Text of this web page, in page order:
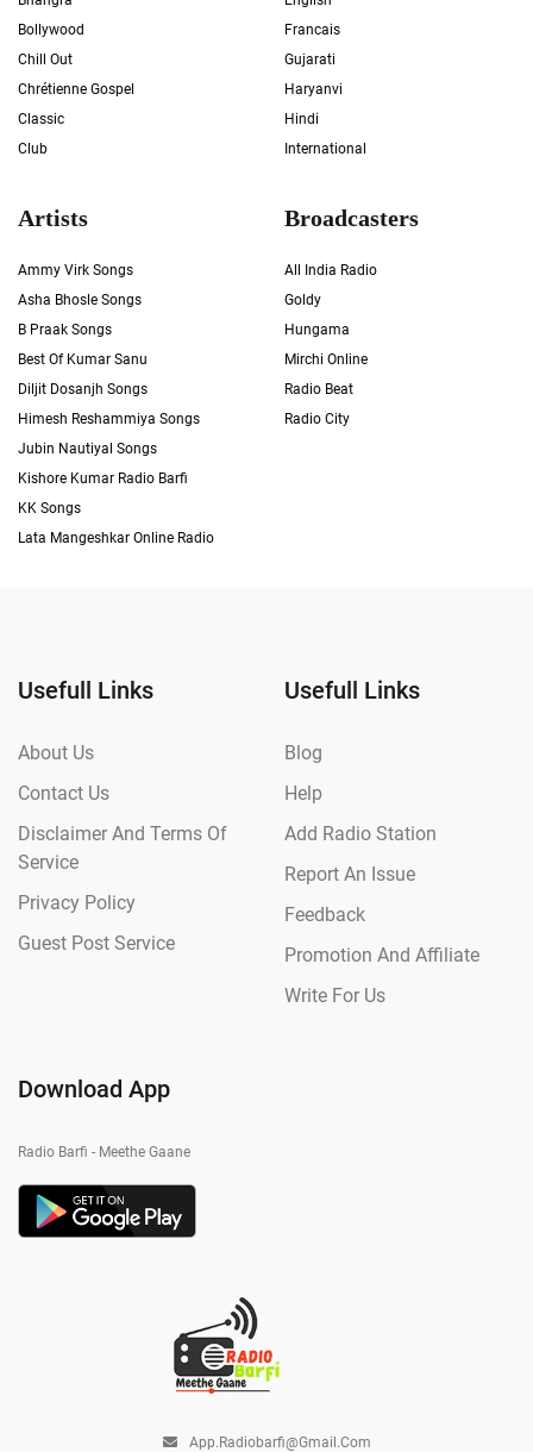
Bollywood
Chill Out
Chrétienne Gospel
Classic
Club
Francais
Gujarati
Haryanvi
Hindi
International
Artists
Ammy Virk Songs
Asha Bhosle Songs
B Praak Songs
Best Of Kumar Sanu
Diljit Dosanjh Songs
Himesh Reshammiya Songs
Jubin Nautiyal Songs
Kishore Kumar Radio Barfi
KK Songs
Lata Mangeshkar Online Radio
Broadcasters
All India Radio
Goldy
Hungama
Mirchi Online
Radio Beat
Radio City
Usefull Links
About Us
Contact Us
Disclaimer And Terms Of
Service
Privacy Policy
Guest Post Service
Usefull Links
Blog
Help
Add Radio Station
Report An Issue
Feedback
Promotion And Affiliate
Write For Us
Download App
Radio Barfi - Meethe Gaane
App.radiobarfi@gmail.com